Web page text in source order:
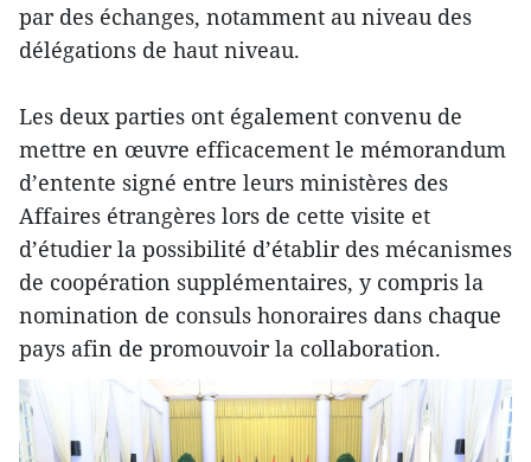
par des échanges, notamment au niveau des
délégations de haut niveau.
Les deux parties ont également convenu de
mettre en œuvre efficacement le mémorandum
d’entente signé entre leurs ministères des
Affaires étrangères lors de cette visite et
d’étudier la possibilité d’établir des mécanismes
de coopération supplémentaires, y compris la
nomination de consuls honoraires dans chaque
pays afin de promouvoir la collaboration.